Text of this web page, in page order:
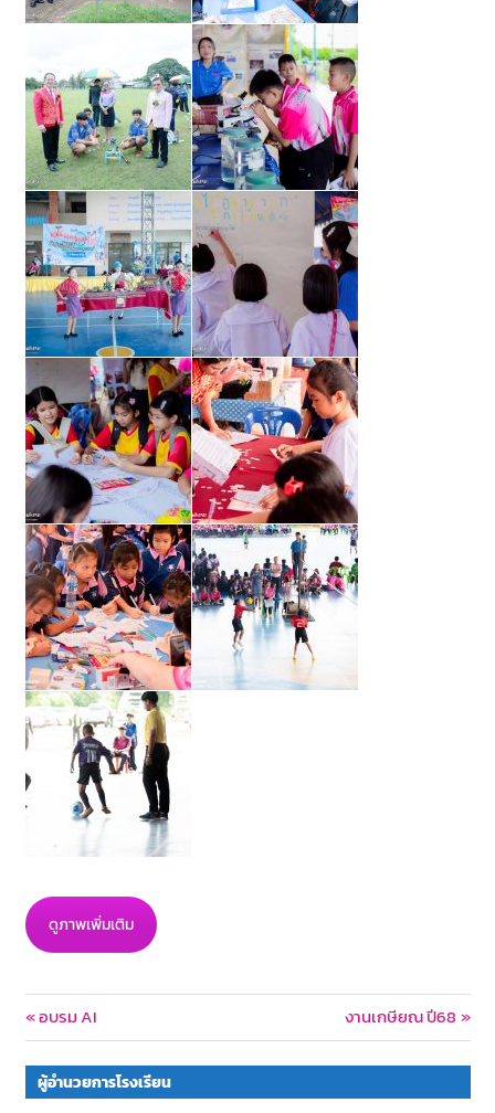
ดูภาพเพิ่มเติม
Post
navigation
Previous
Post:
อบรม AI
Next
Post:
งานเกษียณ ปี68
ผู้อำนวยการโรงเรียน